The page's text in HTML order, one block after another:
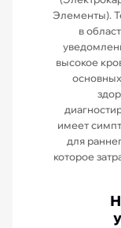
Элементы).
в
высокое
имеет
для
которое